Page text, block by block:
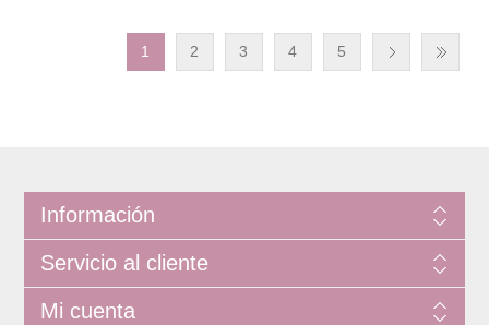
1 2 3 4 5
Información
Servicio al cliente
Mi cuenta